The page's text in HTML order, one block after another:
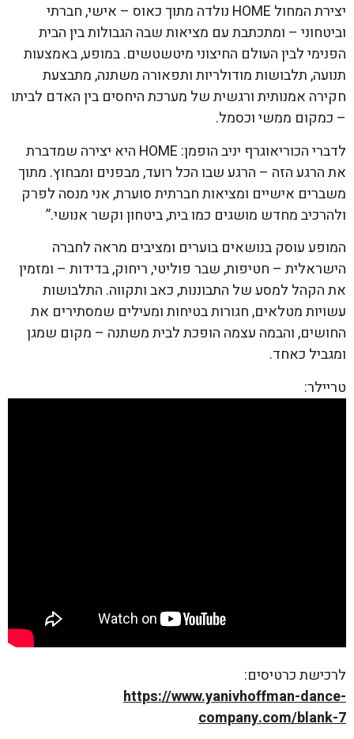
יצירת המחול HOME נולדה מתוך כאוס – אישי, חברתי
וביטחוני – ומתכתבת עם מציאות שבה הגבולות בין הבית
הפנימי לבין העולם החיצוני מיטשטשים. במופע, באמצעות
תנועה, תלבושות מודולריות ותפאורה משתנה, מתבצעת
חקירה אמנותית ורגשית של מערכת היחסים בין האדם לביתו
– כמקום ממשי וכסמל.
לדברי הכוריאוגרף יניב הופמן: HOME היא יצירה שמדברת
את הרגע הזה – הרגע שבו הכל רועד, מבפנים ומבחוץ. מתוך
משברים אישיים ומציאות חברתית סוערת, אני מנסה לפרק
ולהרכיב מחדש מושגים כמו בית, ביטחון וקשר אנושי.”
המופע עוסק בנושאים בוערים ומציבים מראה לחברה
הישראלית – חטיפות, שבר פוליטי, ריחוק, בדידות – ומזמין
את הקהל למסע של התבוננות, כאב ותקווה. התלבושות
עשויות מטלאים, חגורות בטיחות ומעילים שמסתירים את
החושים, והבמה עצמה הופכת לבית משתנה – מקום שמגן
ומגביל כאחד.
טריילר:
לרכישת כרטיסים:
https://www.yanivhoffman-dance-
company.com/blank-7